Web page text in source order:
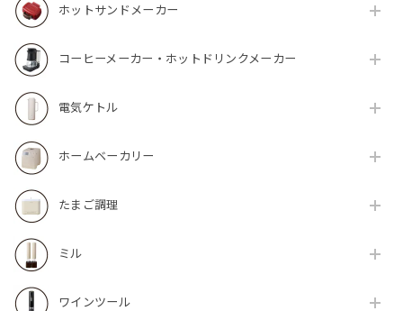
ホットサンドメーカー
コーヒーメーカー・ホットドリンクメーカー
電気ケトル
ホームベーカリー
たまご調理
ミル
ワインツール